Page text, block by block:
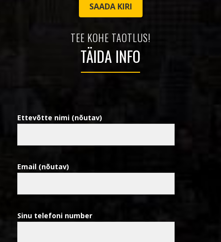
SAADA KIRI
TEE KOHE TAOTLUS!
TÄIDA INFO
Ettevõtte nimi (nõutav)
Email (nõutav)
Sinu telefoni number